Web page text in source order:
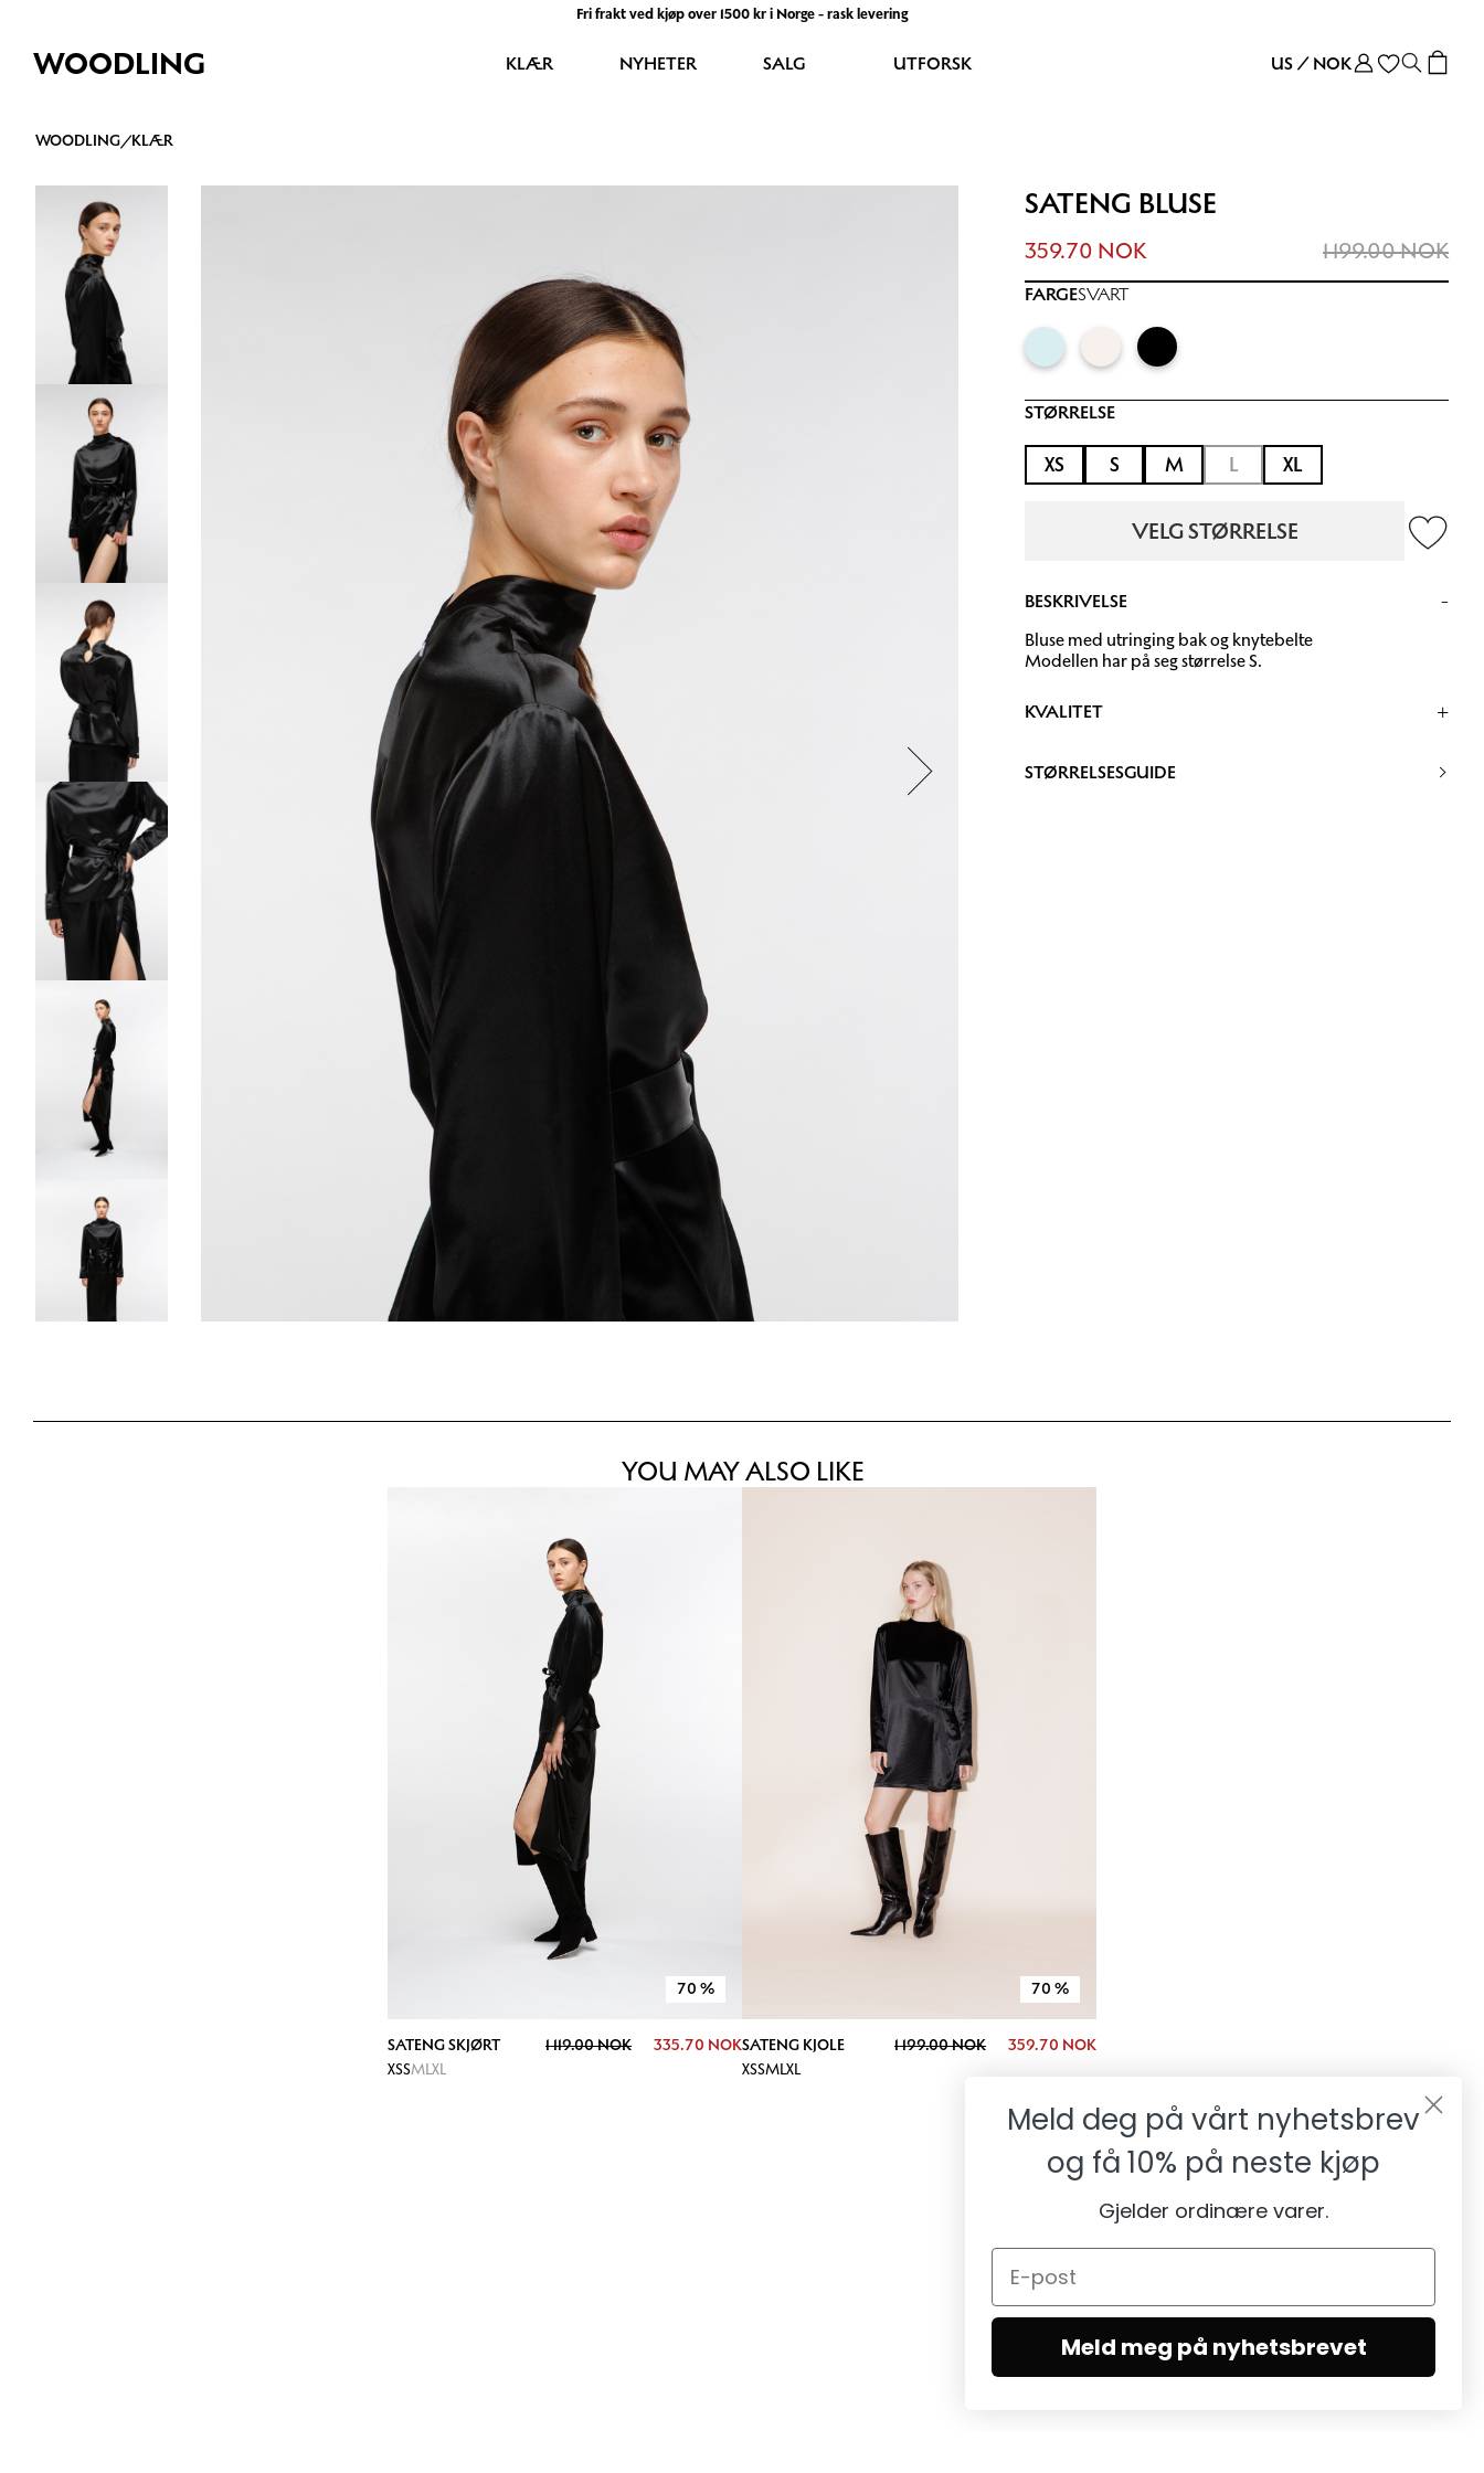
Fri frakt ved kjøp over 1500 kr i Norge - rask levering
WOODLING KLÆR NYHETER SALG UTFORSK US / NOK
WOODLING/KLÆR
SATENG BLUSE
359.70 NOK 1 199.00 NOK
FARGESVART
STØRRELSE
XS S M L XL
VELG STØRRELSE
BESKRIVELSE
Bluse med utringing bak og knytebelte
Modellen har på seg størrelse S.
KVALITET
STØRRELSESGUIDE
YOU MAY ALSO LIKE
70 %
SATENG SKJØRT 1 119.00 NOK
335.70 NOK
XSSMLXL
70 %
SATENG KJOLE 1 199.00 NOK
359.70 NOK
XSSMLXL
Meld deg på vårt nyhetsbrev
og få10% på neste kjøp
Gjelder ordinære varer.
Meld meg på nyhetsbrevet